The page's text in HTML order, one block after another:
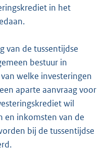
in het
van de tussentijdse
bestuur in
welke investeringen
aparte aanvraag voor
wil
en inkomsten van de
bij de tussentijdse